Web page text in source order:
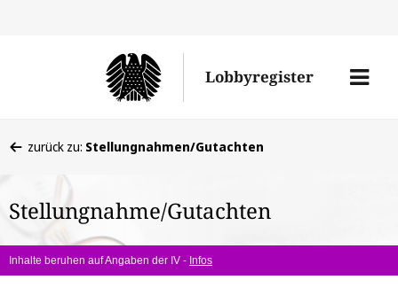
Lobbyregister
Menü
befinden
hier:
zurück zu: Stellungnahmen/Gutachten
Stellungnahme/Gutachten
Inhalte beruhen auf Angaben der IV - Infos